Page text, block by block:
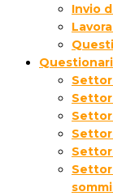
Invio